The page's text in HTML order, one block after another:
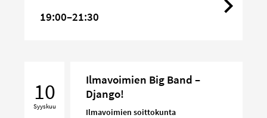
19:00–21:30
Band
10
Syyskuu
Ilmavoimien Big Band –
Django!
Ilmavoimien soittokunta